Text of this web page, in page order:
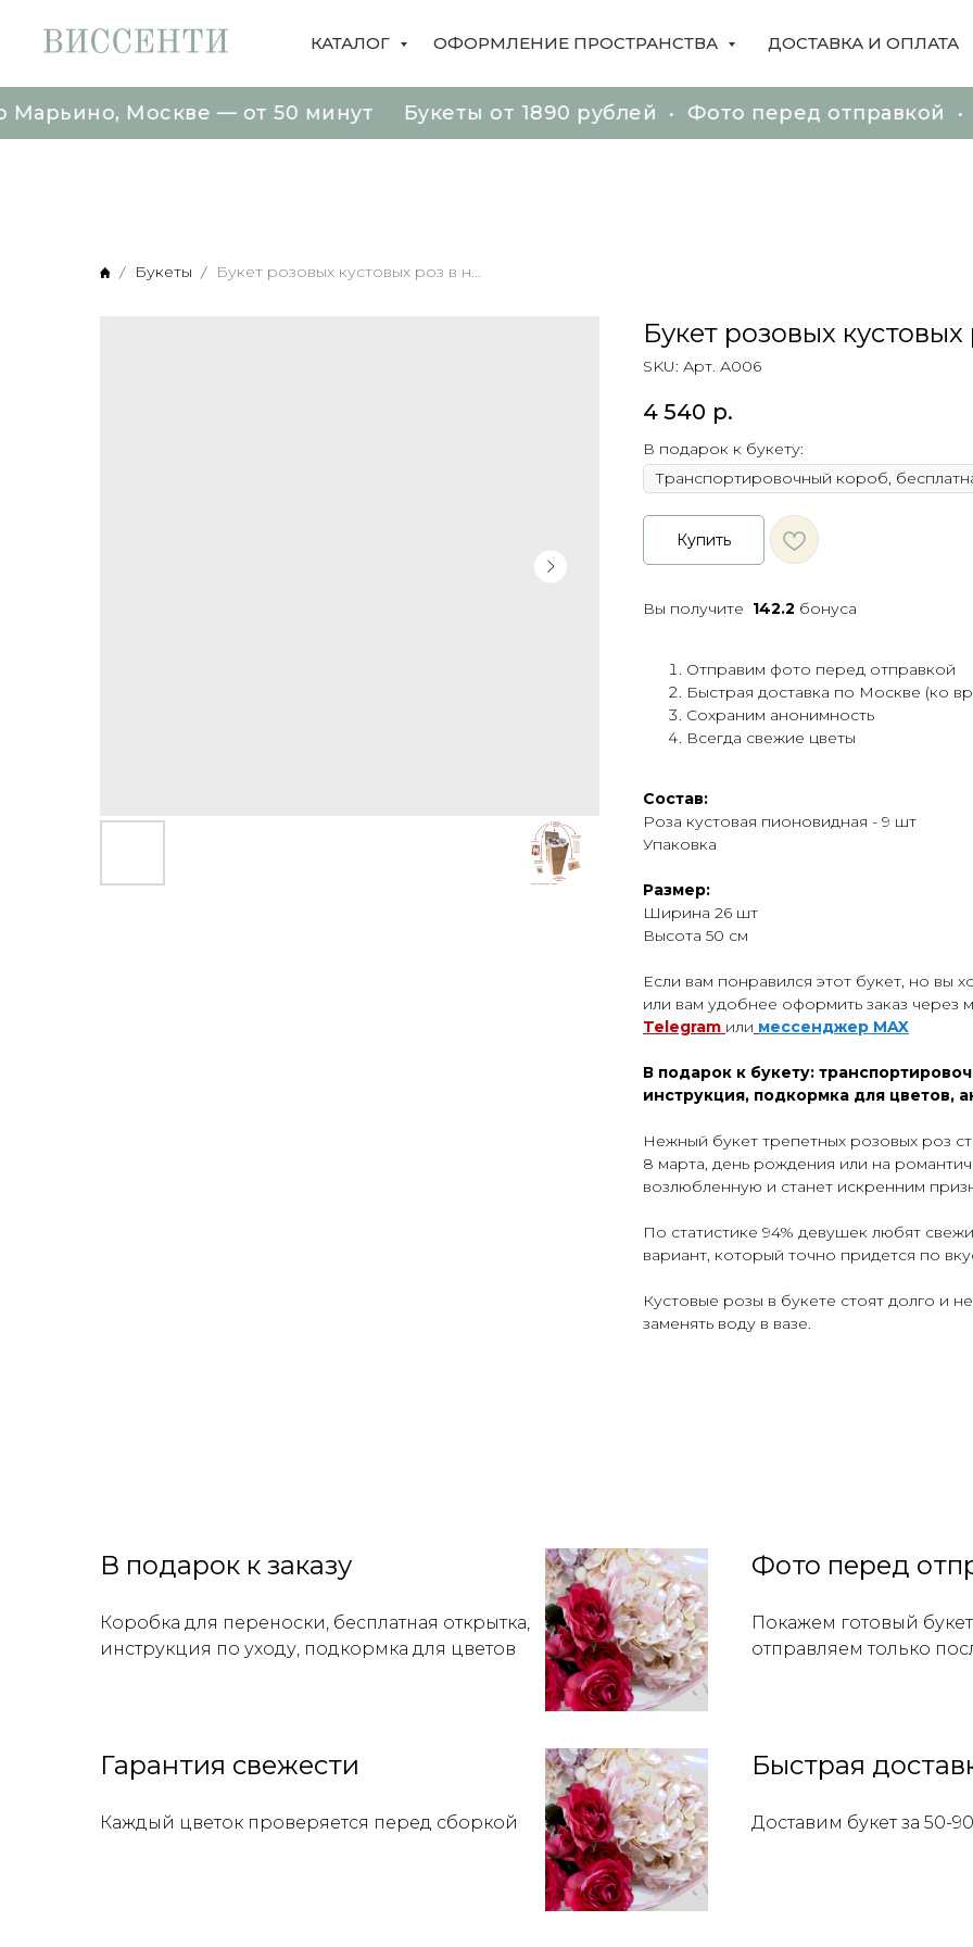
Москве — от 50 минут Букеты от 1890 рублей • Фото перед отправкой •
Москве — от 50 минут Букеты от 1890 рублей • Фото перед отправкой •
КАТАЛОГ ОФОРМЛЕНИЕ ПРОСТРАНСТВА ДОСТАВКА И ОПЛАТА
Букеты Букет розовых кустовых роз в нежной упаковке
Букет розовых
SKU: Арт. А006
4 540 р.
В подарок к букету:
Купить
Вы получите 142.2 бонуса
Отправим фото перед отправкой
Быстрая доставка по Москве (ко
Сохраним анонимность
Всегда свежие цветы
Состав:
Роза кустовая пионовидная - 9 шт
Упаковка
Размер:
Ширина 26 шт
Высота 50 см
Если вам понравился этот букет, но вы
или вам удобнее оформить заказ через
Telegram или мессенджер MAX
В подарок к букету:
инструкция, подкормка для цветов,
Нежный букет трепетных розовых роз
8 марта, день рождения или на
возлюбленную и станет искренним
По статистике 94% девушек любят
вариант, который точно придется по
Кустовые розы в букете стоят долго и
заменять воду в вазе.
В подарок к заказу
Коробка для переноски, бесплатная открытка,
инструкция по уходу, подкормка для цветов
Фото перед
Покажем готовый
отправляем только
Гарантия свежести
Каждый цветок проверяется перед сборкой
Быстрая
Доставим букет за 50-